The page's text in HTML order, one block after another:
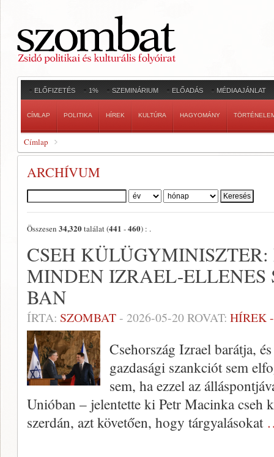
ELŐFIZETÉS 1% SZEMINÁRIUM ELŐADÁS MÉDIAAJÁNLAT
CÍMLAP POLITIKA HÍREK KULTÚRA HAGYOMÁNY
Címlap
ARCHÍVUM
Szerző:
Összesen 34,320találat (441 -460) : .
CSEH
MINDEN IZRAEL-
BAN
ÍRTA: SZOMBAT- 2026-05-20ROVAT: HÍREK
Csehország Izrael barátja,
gazdasági szankciót sem
sem, ha ezzel az
Unióban – jelentette ki Petr Macinka cseh
szerdán, azt követően, hogy tárgyalásokat